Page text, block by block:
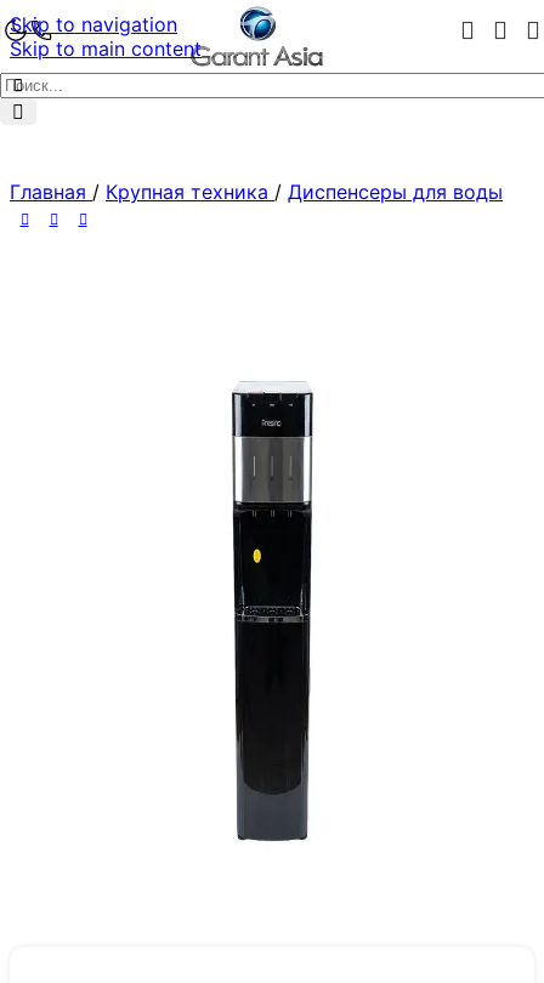
Skip to navigation
Skip to main content
Главная / Крупная техника / Диспенсеры для воды